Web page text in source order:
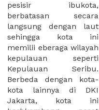
pesisir ibukota,
berbatasan secara
langsung dengan laut
sehingga kota ini
memilii eberaga wilayah
kepulauan seperti
Kepulauan Seribu.
Berbeda dengan kota-
kota lainnya di DKI
Jakarta, kota ini
ooeh sektor industri dan
bisnis saja tetapi juga
oleh sektor pariwisata.
Untuk pusat industri
dan bisnis itu sendiri
berada di kawasan
Kelapa Gading serta
terdapat juga Kawasan